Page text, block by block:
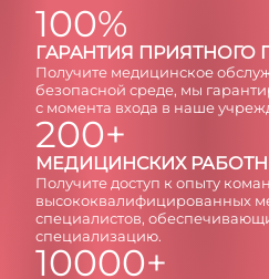
100%
ГAРAНТИЯ ПРИЯТНОГО
Получите медицинское
безопасной среде, мы
с момента входа в наше
200+
МЕДИЦИНСКИХ
Получите доступ к опыту
высококвалифицированных
специалистов,
специализацию.
10000+